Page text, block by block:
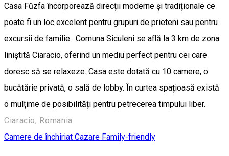
Casa Fűzfa încorporează direcții moderne și tradiționale ce
poate fi un loc excelent pentru grupuri de prieteni sau pentru
excursii de familie. Comuna Siculeni se află la 3 km de zona
liniștită Ciaracio, oferind un mediu perfect pentru cei care
doresc să se relaxeze. Casa este dotată cu 10 camere, o
bucătărie privată, o sală de lobby. În curtea spațioasă există
o mulțime de posibilități pentru petrecerea timpului liber.
Ciaracio, Romania
Camere de închiriat Cazare Family-friendly